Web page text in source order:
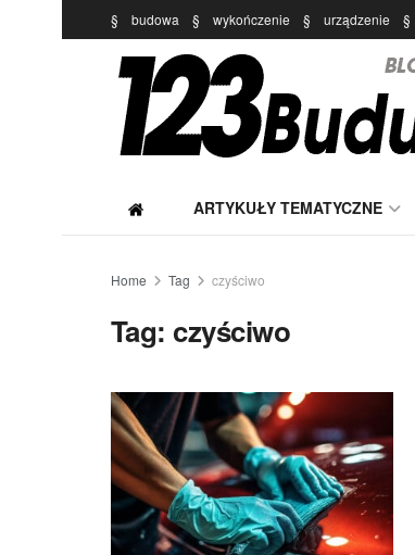
§ budowa § wykończenie § urządzenie §
ARTYKUŁY TEMATYCZNE
Home Tag czyściwo
Tag: czyściwo